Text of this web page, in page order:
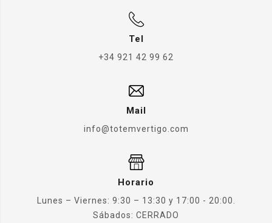
Tel
+34 921 42 99 62
Mail
info@totemvertigo.com
Horario
Lunes – Viernes: 9:30 – 13:30 y 17:00 - 20:00.
Sábados: CERRADO